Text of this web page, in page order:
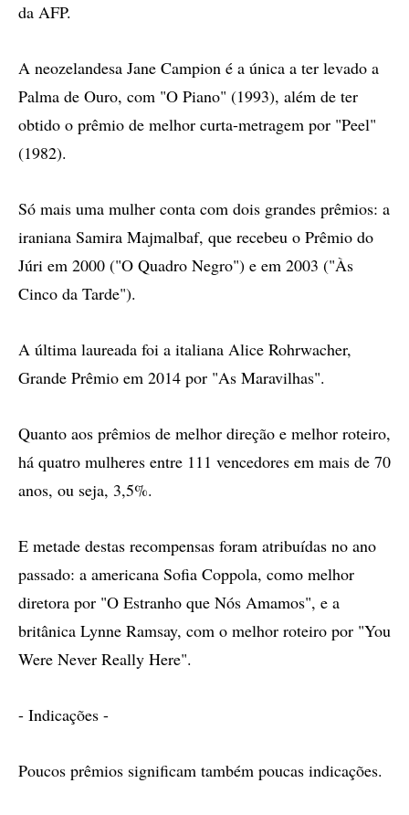
da AFP.
A neozelandesa Jane Campion é a única a ter levado a
Palma de Ouro, com "O Piano" (1993), além de ter
obtido o prêmio de melhor curta-metragem por "Peel"
(1982).
Só mais uma mulher conta com dois grandes prêmios: a
iraniana Samira Majmalbaf, que recebeu o Prêmio do
Júri em 2000 ("O Quadro Negro") e em 2003 ("Às
Cinco da Tarde").
A última laureada foi a italiana Alice Rohrwacher,
Grande Prêmio em 2014 por "As Maravilhas".
Quanto aos prêmios de melhor direção e melhor roteiro,
há quatro mulheres entre 111 vencedores em mais de 70
anos, ou seja, 3,5%.
E metade destas recompensas foram atribuídas no ano
passado: a americana Sofia Coppola, como melhor
diretora por "O Estranho que Nós Amamos", e a
britânica Lynne Ramsay, com o melhor roteiro por "You
Were Never Really Here".
- Indicações -
Poucos prêmios significam também poucas indicações.